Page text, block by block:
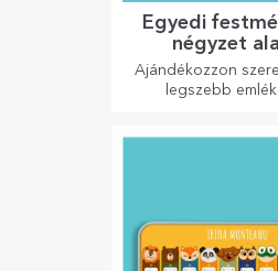
Egyedi
négyzet
Ajándékozzon
legszebb